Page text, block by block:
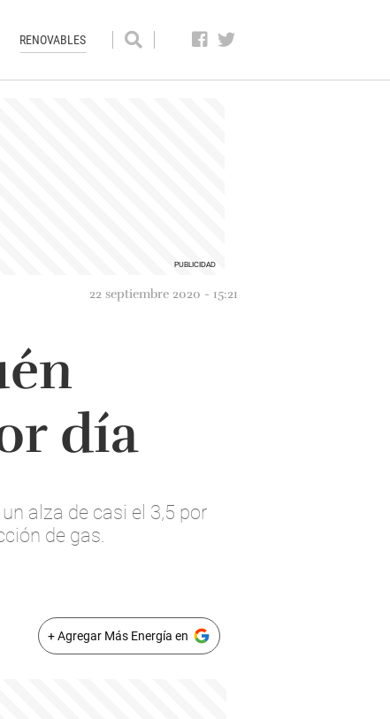
RENOVABLES
22 septiembre 2020 - 15:21
día
alza de casi el 3,5 por
de gas.
+ Agregar Más Energía en